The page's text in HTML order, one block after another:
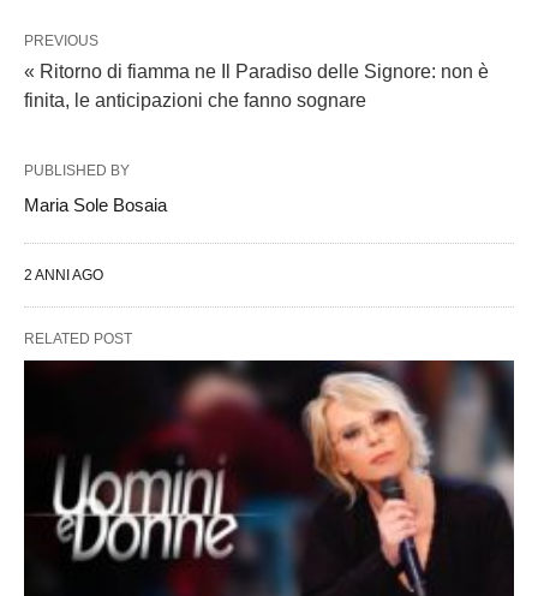
PREVIOUS
« Ritorno di fiamma ne Il Paradiso delle Signore: non è
finita, le anticipazioni che fanno sognare
PUBLISHED BY
Maria Sole Bosaia
2 ANNI AGO
RELATED POST